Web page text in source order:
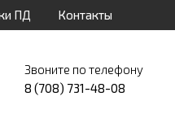
ПД Контакты
Звоните по телефону
8 (708) 731-48-08